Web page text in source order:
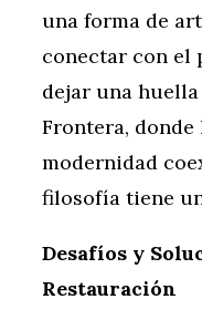
una forma de
conectar con el
dejar una huella
Frontera,
modernidad
filosofía tiene
Desafíos y
Restauración